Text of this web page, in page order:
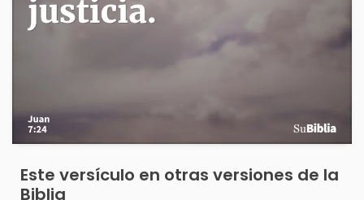
Este versículo en otras versiones de la
Biblia